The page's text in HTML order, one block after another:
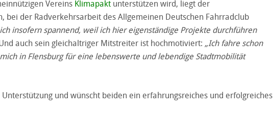
Vereins Klimapaktunterstützen wird, liegt der
bei der Radverkehrsarbeit des Allgemeinen Deutschen Fahrradclub
insofern spannend, weil ich hier eigenständige Projekte durchführen
auch sein gleichaltriger Mitstreiter ist hochmotiviert: „Ich fahre schon
in Flensburg für eine lebenswerte und lebendige Stadtmobilität
und wünscht beiden ein erfahrungsreiches und erfolgreiches